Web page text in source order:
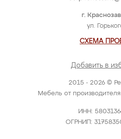
2015 - 2026 ©
Мебель от
ИНН:
ОГРНИП:
г.
ул.
СХЕМА
Добавить в